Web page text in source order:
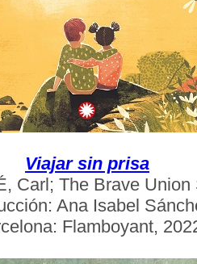
Viajar sin prisa
Carl; The Brave Union
Ana Isabel
Flamboyant,